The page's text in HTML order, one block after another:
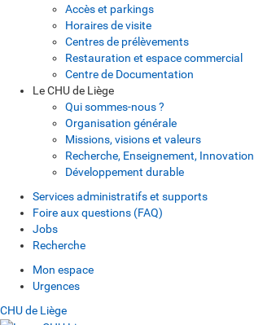
Accès et parkings
Horaires de visite
Centres de prélèvements
Restauration et espace commercial
Centre de Documentation
Le CHU de Liège
Qui sommes-nous ?
Organisation générale
Missions, visions et valeurs
Recherche, Enseignement, Innovation
Développement durable
Services administratifs et supports
Foire aux questions (FAQ)
Jobs
Recherche
Mon espace
Urgences
CHU de Liège